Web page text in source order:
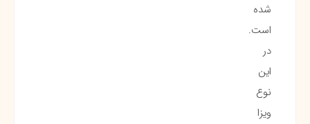
شده
است.
در
این
نوع
ویزا